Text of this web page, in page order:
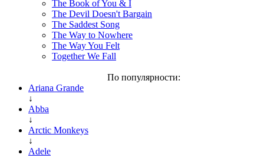
The Book of You & I
The Devil Doesn't Bargain
The Saddest Song
The Way to Nowhere
The Way You Felt
Together We Fall
По популярности:
Ariana Grande
↓
Abba
↓
Arctic Monkeys
↓
Adele